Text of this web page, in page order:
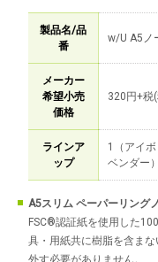
製品名/品
番
w/U A5ノ
メーカー
希望小売
価格
320円+税
ラインア
ップ
1（アイ
ベンダー
A5スリム ペーパーリング
FSC®認証紙を使用した
具・用紙共に樹脂を含ま